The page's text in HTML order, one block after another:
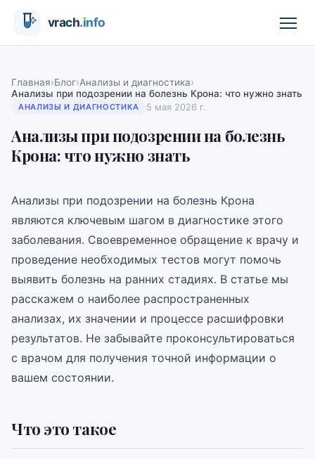
Главная›Блог›Анализы и диагностика›
Анализы при подозрении на болезнь Крона: что нужно знать
АНАЛИЗЫ И ДИАГНОСТИКА 5 мая 2026 г.
Анализы при подозрении на болезнь
Крона: что нужно знать
Анализы при подозрении на болезнь Крона
являются ключевым шагом в диагностике этого
заболевания. Своевременное обращение к врачу и
проведение необходимых тестов могут помочь
выявить болезнь на ранних стадиях. В статье мы
расскажем о наиболее распространенных
анализах, их значении и процессе расшифровки
результатов. Не забывайте проконсультироваться
с врачом для получения точной информации о
вашем состоянии.
Что это такое